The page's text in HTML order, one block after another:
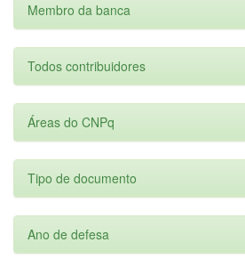
Membro da banca
Todos contribuidores
Áreas do CNPq
Tipo de documento
Ano de defesa